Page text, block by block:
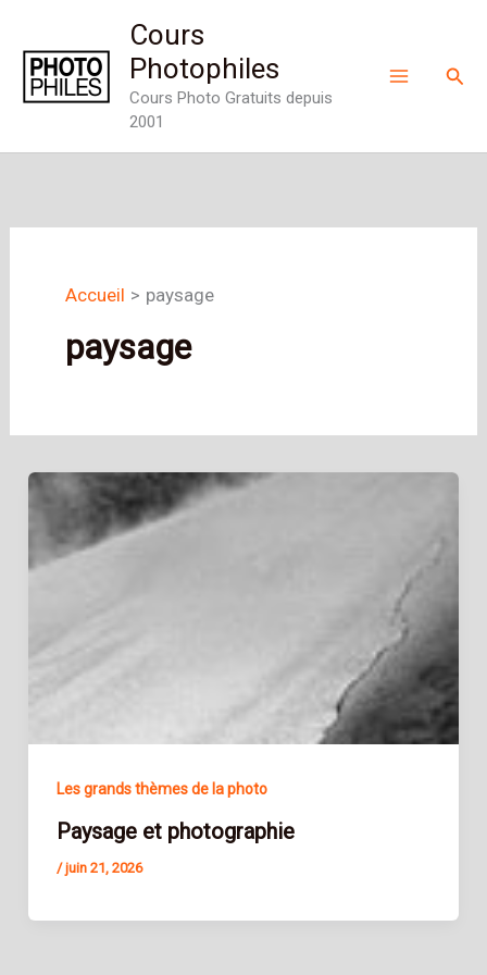
contenu
Cours
Photophiles
Cours Photo Gratuits depuis
2001
Accueil paysage
paysage
Les grands thèmes de la photo
Paysage et photographie
/juin 21, 2026